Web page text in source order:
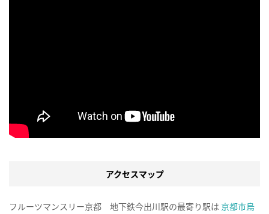
アクセスマップ
フルーツマンスリー京都 地下鉄今出川駅の最寄り駅は 京都市烏